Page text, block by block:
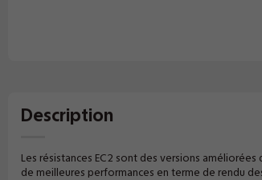
Description
Les résistances EC2 sont des versions
de meilleures performances en terme de rendu